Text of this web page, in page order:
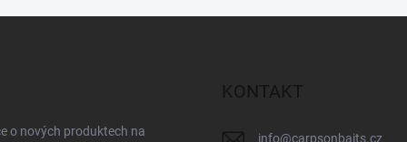
o nových produktech na
KONTAKT
info@carpsonbaits.cz